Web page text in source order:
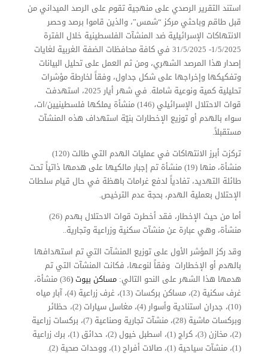
استند التقرير الرصدي على منهجية تقوم على الرصد الميداني من
قبل طاقم وباحثي مركز “شمس”، والذين قاموا برصد وحصر
الانتهاكات الإسرائيلية ضد المنشآت الفلسطينية خلال الفترة
1/5/2025- 31/5/2025 في كافة محافظات الضفة الغربية لغايات
إصدار هذا المرصد الشهري، ومن ثم العمل على تحليل البيانات
وتفكيكها وإخراجها على شكل جداول، وفقاً لخارطة مؤشرات
تحليلية كمية ونوعية شاملة. في شهر أيار 2025، استهدفت
قوات الاحتلال الإسرائيلي (146) منشأة يملكها فلسطينيين/ات،
سواء بالهدم أو توزيع الإخطارات بنيّة استهداف هذه المنشآت
مستقبلاً.
تركزت أبرز الانتهاكات في عمليات الهدم التي طالت (120)
منشأة، منها (19) منشأة تم إجبار مالكيها على هدمها ذاتياً تحت
طائلة التهديد، تفادياً لدفع غرامات باهظة في حال قيام سلطات
الإحتلال بعملية الهدم، بحجة عدم الترخيص.
أما من حيث الإخطار، فقد أخطرت قوات الاحتلال بهدم (26)
منشأة، وهي عبارة عن منشآت سكنية وزراعية وتجارية..
وقد ركز المؤشر الأول على توزيع المنشآت التي تم استهدافها
بالهدم أو الإخطارات وفقاً لنوعها، فكانت المنشآت التي تم
هدمها هذا الشهر على النحو التالي: مساكن بيوت ( 36) منشأة،
غرف سكنية (2)، مساكن بركسات (13)، غرف زراعية (4)، آبار مياه
(10)، جدران استنادية وأسوار (4)، مغاسل سيارات (2)، حظائر
وبركسات ماشية (28)، منشآت تجارية وصناعية (7)، بركسات زراعية
(2)، مخازن (3)، كراج (1)، اسطبل خيول (2)، حدائق (1)، برك زراعية
(1)، منشآت سياحية (1)، صالات أفراح (1)، ووحدات صحية (2).